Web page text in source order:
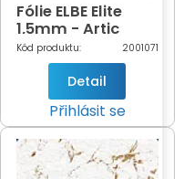
Fólie ELBE Elite
1,5mm - Artic
white šíře 1,65m
(bílá-180)
Kód produktu: 2001071
Detail
Přihlásit se